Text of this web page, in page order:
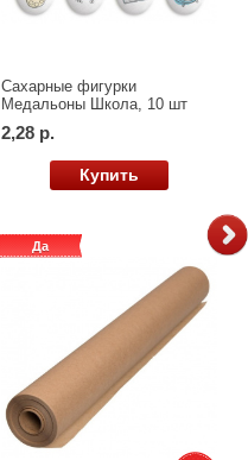
Сахарные фигурки
Медальоны Школа, 10 шт
2,28 р.
Купить
Да
Да